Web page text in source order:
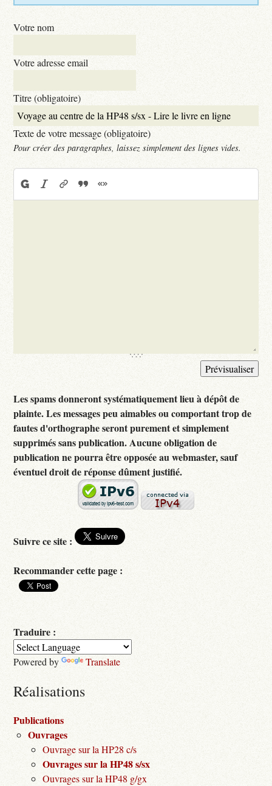
Votre nom
Votre adresse email
Titre (obligatoire)
Texte de votre message (obligatoire)
Pour créer des paragraphes, laissez simplement des lignes vides.
Les spams donneront systématiquement lieu à dépôt de
plainte. Les messages peu aimables ou comportant trop de
fautes d'orthographe seront purement et simplement
supprimés sans publication. Aucune obligation de
publication ne pourra être opposée au webmaster, sauf
éventuel droit de réponse dûment justifié.
Suivre ce site :
Recommander cette page :
Traduire :
Powered by Translate
Réalisations
Publications
Ouvrages
Ouvrage sur la HP28 c/s
Ouvrages sur la HP48 s/sx
Ouvrages sur la HP48 g/gx